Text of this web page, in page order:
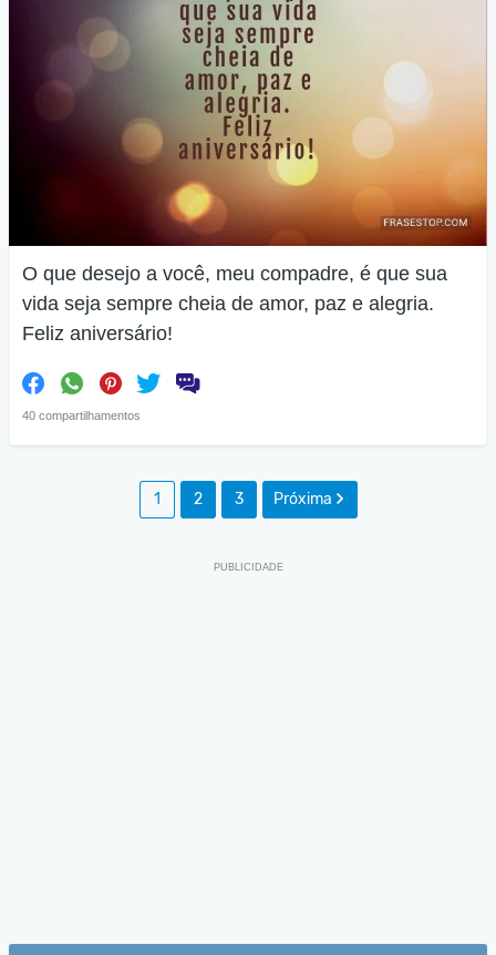
O que desejo a você, meu compadre, é que sua
vida seja sempre cheia de amor, paz e alegria.
Feliz aniversário!
40 compartilhamentos
1 2 3 Próxima